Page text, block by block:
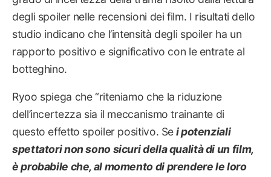
degli spoiler nelle recensioni dei film. I risultati dello
studio indicano che l’intensità degli spoiler ha un
rapporto positivo e significativo con le entrate al
botteghino.
Ryoo spiega che “riteniamo che la riduzione
dell’incertezza sia il meccanismo trainante di
questo effetto spoiler positivo. Sei potenziali
spettatori non sono sicuri della qualità di un film,
è probabile che, al momento di prendere le loro